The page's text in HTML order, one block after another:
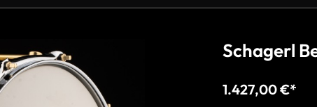
Schagerl
1.427,00 €*